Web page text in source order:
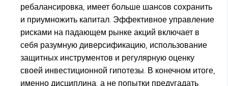
ребалансировка, имеет больше шансов сохранить
и приумножить капитал. Эффективное управление
рисками на падающем рынке акций включает в
себя разумную диверсификацию, использование
защитных инструментов и регулярную оценку
своей инвестиционной гипотезы. В конечном итоге,
именно дисциплина, а не попытки предугадать